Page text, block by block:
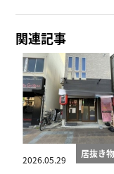
関連記事
2026.05.29
居抜き